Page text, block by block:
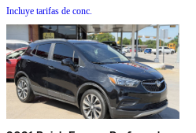
Incluye tarifas de conc.